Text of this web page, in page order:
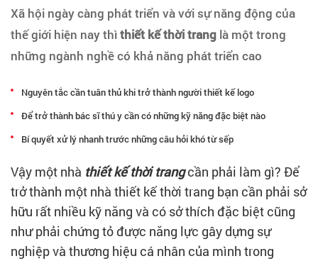
Bạn cần tuyển người
Xã hội ngày càng phát triển và với sự năng động của
thế giới hiện nay thìthiết kế thời trang là một trong
những ngành nghề có khả năng phát triển cao
Nguyên tắc cần tuân thủ khi trở thành người thiết kế logo
Để trở thành bác sĩ thú y cần có những kỹ năng đặc biệt nào
Bí quyết xử lý nhanh trước những câu hỏi khó từ sếp
Vậy một nhà thiết kế thời trangcần phải làm gì? Để
trở thành một nhà thiết kế thời trang bạn cần phải sở
hữu rất nhiều kỹ năng và có sở thích đặc biệt cũng
như phải chứng tỏ được năng lực gây dựng sự
nghiệp và thương hiệu cá nhân của mình trong